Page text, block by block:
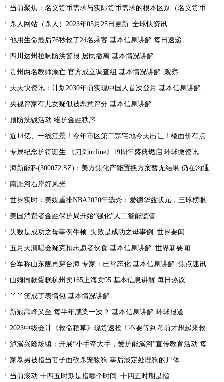
当前聚焦：名义货币需求与实际货币需求的根本区别（名义货币需求与实际货币需求）
杀人网站（杀人）2023年05月25日更新_全球快资讯
他用生命最后76秒救了24名乘客 基本信息讲解 每日速递
四川达州拉响防洪警报 居民撤离 基本情况讲解
贵州两名教师溺亡 官方成立调查组 基本情况讲解_观察
天天快资讯：计划2030年前实现中国人首次登月 基本信息讲解
央视评家有儿女疑似被恶意评分 基本信息讲解
预防洗钱活动 维护金融秩序
近14亿、一线江景！今年市区第二宗宅地今天出让！楼面价有点
专属纪念护符诞生 《刀剑online》19周年盛典燃启|环球微资讯
海新能科(300072.SZ)：美方焦化产能置换方案暂无结果 仍在沟通过程中|环球观点
南淝河右岸好风光
世界实时：美媒重排NBA2020年选秀：爱德华兹状元，三球榜眼，哈里伯顿探花
美国消费者金融保护局开始“强化”人工智能监管
失败是成功之母事例牛顿_失败是成功之母事例_世界要闻
五月天演唱会疑克扣志愿者伙食 基本信息讲解_世界新要闻
台军称山东舰再穿台海 专家：已常态化 基本信息讲解_焦点速讯
山姆同款蛋糕杭州卖165上海卖95 基本信息讲解 每日热议
丫丫笑成了表情包 基本情况讲解
新冠高峰又至 每半年感染一次？ 基本信息讲解 环球报道
2023中级会计《救命稻草》现货速抢！不要等到考前才想起来救命稻草！
泸溪兴隆场镇：开展“小手牵大手，爱护能溪河”宣传教育活动 每日速读
家暴男被指当妻子面砍杀宠物狗 事后淡定处理狗的尸体
当前滚动:十四五时期是指哪个时间_十四五时期是指